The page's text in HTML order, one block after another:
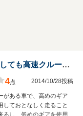
ファミリーカーとしても高速クルーザーとしても使用できるオールラウンダーな車
4点 2014/10/28投稿
がある車で、高めのギア
しておとなしく走ること
るし、低めのギアを使用